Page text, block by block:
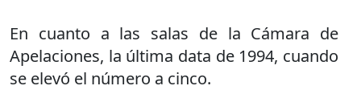
En cuanto a las salas de la Cámara de
Apelaciones, la última data de 1994, cuando
se elevó el número a cinco.